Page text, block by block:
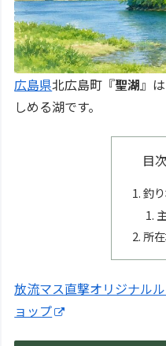
広島県北広島町『聖湖』
しめる湖です。
目次
釣
所
放流マス直撃オリジナル
ョップ